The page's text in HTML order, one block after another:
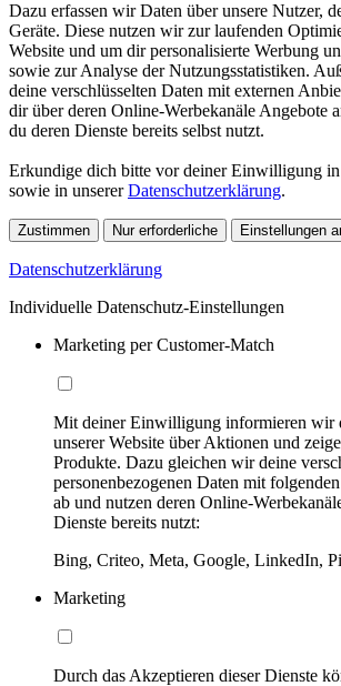
Dazu erfassen wir Daten über unsere Nutzer,
Geräte. Diese nutzen wir zur laufenden
Website und um dir personalisierte Werbung
sowie zur Analyse der Nutzungsstatistiken.
deine verschlüsselten Daten mit externen
dir über deren Online-Werbekanäle Angebote
du deren Dienste bereits selbst nutzt.
Erkundige dich bitte vor deiner Einwilligung
sowie in unsererDatenschutzerklärung.
Zustimmen Nur erforderliche Einstellungen
Datenschutzerklärung
Individuelle Datenschutz-Einstellungen
Marketing per Customer-Match
Mit deiner Einwilligung informieren wir
unserer Website über Aktionen und
Produkte. Dazu gleichen wir deine
personenbezogenen Daten mit
ab und nutzen deren Online-
Dienste bereits nutzt:
Bing, Criteo, Meta, Google, LinkedIn,
Marketing
Durch das Akzeptieren dieser Dienste